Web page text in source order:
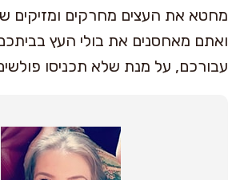
מחטא את העצים מחרקים ומזיקים
ואתם מאחסנים את בולי העץ בביתכם
עבורכם, על מנת שלא תכניסו